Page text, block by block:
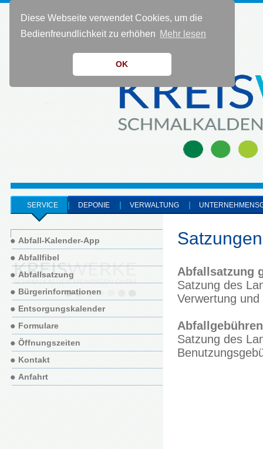
Diese Webseite verwendet Cookies, um die
Bedienfreundlichkeit zu erhöhen Mehr lesen
OK
KONTAKT 0 36 83 - 40 91 0
SERVICE DEPONIE VERWALTUNG
Satzungen
Abfallsatzung
Satzung des
Verwertung
Satzung des
Abfall-Kalender-App
Abfallfibel
Abfallsatzung
Bürgerinformationen
Entsorgungskalender
Formulare
Öffnungszeiten
Kontakt
Anfahrt